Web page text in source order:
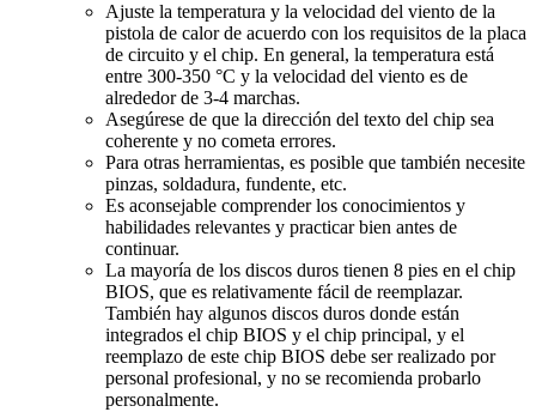
Ajuste la temperatura y la velocidad del viento de la
pistola de calor de acuerdo con los requisitos de la placa
de circuito y el chip. En general, la temperatura está
entre 300-350 °C y la velocidad del viento es de
alrededor de 3-4 marchas.
Asegúrese de que la dirección del texto del chip sea
coherente y no cometa errores.
Para otras herramientas, es posible que también necesite
pinzas, soldadura, fundente, etc.
Es aconsejable comprender los conocimientos y
habilidades relevantes y practicar bien antes de
continuar.
La mayoría de los discos duros tienen 8 pies en el chip
BIOS, que es relativamente fácil de reemplazar.
También hay algunos discos duros donde están
integrados el chip BIOS y el chip principal, y el
reemplazo de este chip BIOS debe ser realizado por
personal profesional, y no se recomienda probarlo
personalmente.